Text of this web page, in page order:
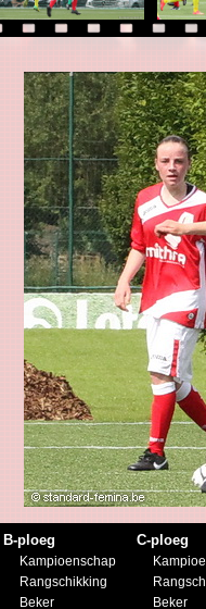
B-ploeg
Kampioenschap
Rangschikking
Beker
C-ploeg
Beker